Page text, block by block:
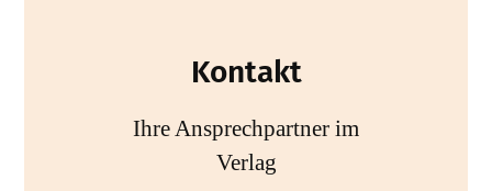
Kontakt
Ihre Ansprechpartner im
Verlag